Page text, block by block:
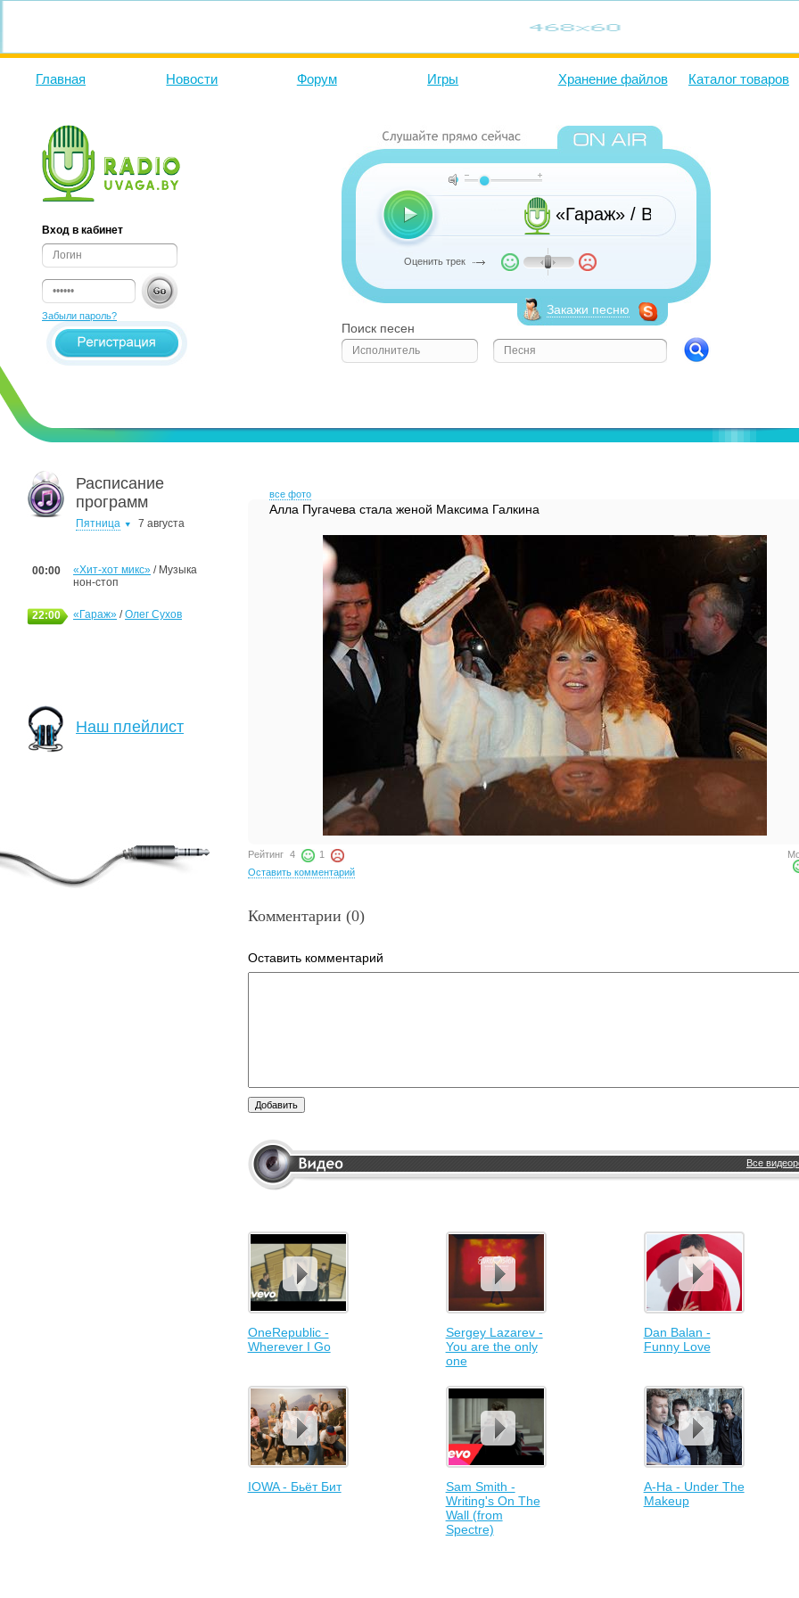
Главная Новости Форум Игры Хранение файлов Каталог товаров
Вход в кабинет
Забыли пароль?
Расписание
программ
Пятница 7 августа
00:00 «Хит-хот микс» / Музыка
нон-стоп
22:00 «Гараж» /Олег Сухов
Наш плейлист
«Гараж» / В эфире Олег
Оценить трек
Закажи песню
Поиск песен
все фото
Алла Пугачева стала женой Максима Галкина
Рейтинг 4 1
Оставить комментарий
Комментарии (0)
Оставить комментарий
Все
OneRepublic -
Wherever I Go
Sergey Lazarev -
You are the only
one
Dan Balan -
Funny Love
IOWA - Бьёт Бит
Sam Smith -
Writing's On The
Wall (from
Spectre)
A-Ha - Under The
Makeup